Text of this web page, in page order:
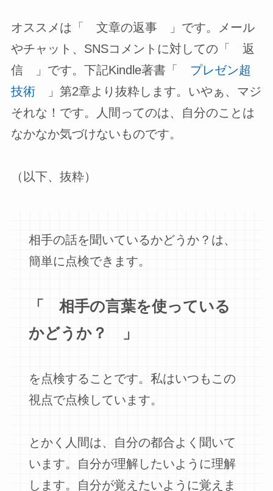
オススメは「 文章の返事 」です。メール
やチャット、SNSコメントに対しての「 返
信 」です。下記Kindle著書「 プレゼン超
技術」第2章より抜粋します。いやぁ、マジ
それな！です。人間ってのは、自分のことは
なかなか気づけないものです。
（以下、抜粋）
相手の話を聞いているかどうか？は、
簡単に点検できます。
「 相手の言葉を使っている
かどうか？ 」
を点検することです。私はいつもこの
視点で点検しています。
とかく人間は、自分の都合よく聞いて
います。自分が理解したいように理解
します。自分が覚えたいように覚えま